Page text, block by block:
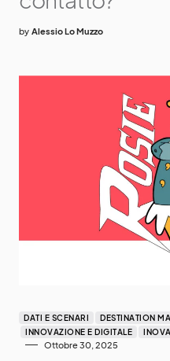
by Alessio Lo Muzzo
DATI E SCENARI
DESTINATION
INNOVAZIONE E DIGITALE
INOVA
Ottobre 30, 2025